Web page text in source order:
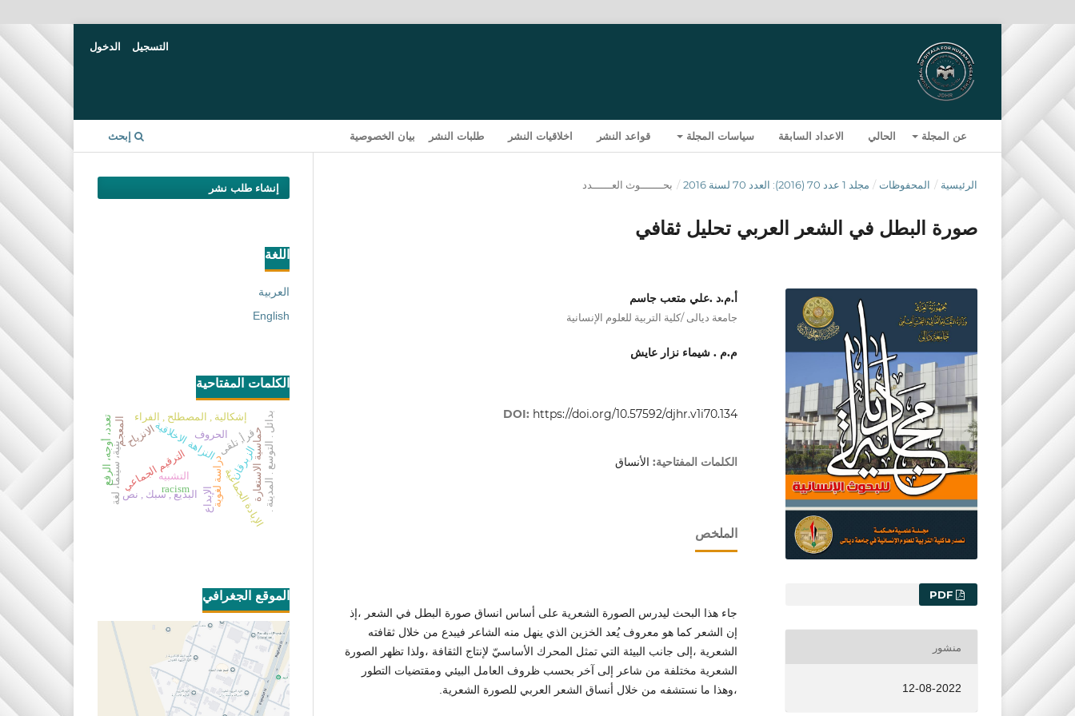
عن المجلة الحالي الاعداد السابقة سياسات المجلة قواعد النشر اخلاقيات النشر طلبات النشر بيان الخصوصية إبحث
التسجيل الدخول
الرئيسية / المحفوظات / مجلد 1 عدد 70 (2016): العدد 70 لسنة 2016 / بحـــــــوث العــــــدد
صورة البطل في الشعر العربي تحليل ثقافي
أ.م.د .علي متعب جاسم
جامعة ديالى /كلية التربية للعلوم الإنسانية
م.م . شيماء نزار عايش
DOI: https://doi.org/10.57592/djhr.v1i70.134
الكلمات المفتاحية: الأنساق
الملخص
جاء هذا البحث ليدرس الصورة الشعرية على أساس انساق صورة البطل في الشعر ،إذ
إن الشعر كما هو معروف يُعد الخزين الذي ينهل منه الشاعر فيبدع من خلال ثقافته
الشعرية ،إلى جانب البيئة التي تمثل المحرك الأساسيّ لإنتاج الثقافة ،ولذا تظهر الصورة
الشعرية مختلفة من شاعر إلى آخر بحسب ظروف العامل البيئي ومقتضيات التطور
،وهذا ما نستشفه من خلال أنساق الشعر العربي للصورة الشعرية.
التنزيلات
PDF
منشور
12-08-2022
إنشاء طلب نشر
اللغة
العربية
English
الكلمات المفتاحية
النزاهة الاخلاقية
التشبيه دراسة لغوية الترقيم الجماعي
الانزياح قرأ, تلقى
البديع , سبك , نص
إشكالية , المصطلح , الفراء
بنية، سينما، لغة الإبادة الجماعية الإبداع
الزبرقانحماسية الاستعارةبدائل . التوسع . المدينة . المعجم
racism
الحروف تعدد، أوجه، الرفع
الموقع الجغرافي